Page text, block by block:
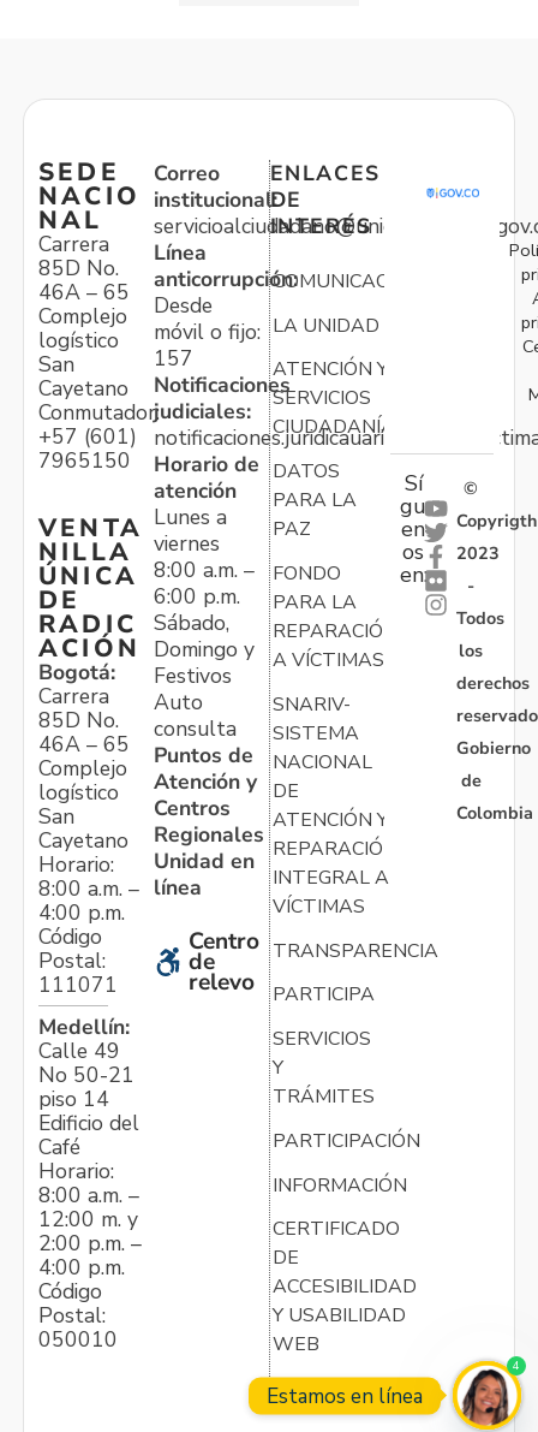
SEDE
NACIO
NAL
Carrera
85D No.
46A – 65
Complejo
logístico
San
Cayetano
Conmutador:
+57 (601)
7965150
VENTA
NILLA
ÚNICA
DE
RADIC
ACIÓN
Bogotá:
Carrera
85D No.
46A – 65
Complejo
logístico
San
Cayetano
Horario:
8:00 a.m. –
4:00 p.m.
Código
Postal:
111071
Medellín:
Calle 49
No 50-21
piso 14
Edificio del
Café
Horario:
8:00 a.m. –
12:00 m. y
2:00 p.m. –
4:00 p.m.
Código
Postal:
050010
Correo
institucional:
Línea
anticorrupción:
Desde
móvil o fijo:
157
Notificaciones
judiciales:
Horario de
atención
Lunes a
viernes
8:00 a.m. –
6:00 p.m.
Sábado,
Domingo y
Festivos
Auto
consulta
Puntos de
Atención y
Centros
Regionales
Unidad en
línea
Centro
de
relevo
ENLACES
DE
INTERÉS
COMUNICACIONES
LA UNIDAD
ATENCIÓN Y
SERVICIOS
CIUDADANÍA
DATOS
PARA LA
PAZ
FONDO
PARA LA
REPARACIÓN
A VÍCTIMAS
SNARIV-
SISTEMA
NACIONAL
DE
ATENCIÓN Y
REPARACIÓN
INTEGRAL A
VÍCTIMAS
TRANSPARENCIA
PARTICIPA
SERVICIOS
Y
TRÁMITES
PARTICIPACIÓN
INFORMACIÓN
CERTIFICADO
DE
ACCESIBILIDAD
Y USABILIDAD
WEB
Sí
gu
en
os
en:
©
Copyrigth
2023
-
Todos
los
derechos
Gobierno
de
Colombia
Estamos en línea
4